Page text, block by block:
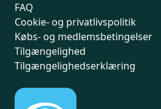
FAQ
Cookie- og privatlivspolitik
Købs- og medlemsbetingelser
Tilgængelighed
Tilgængelighedserklæring